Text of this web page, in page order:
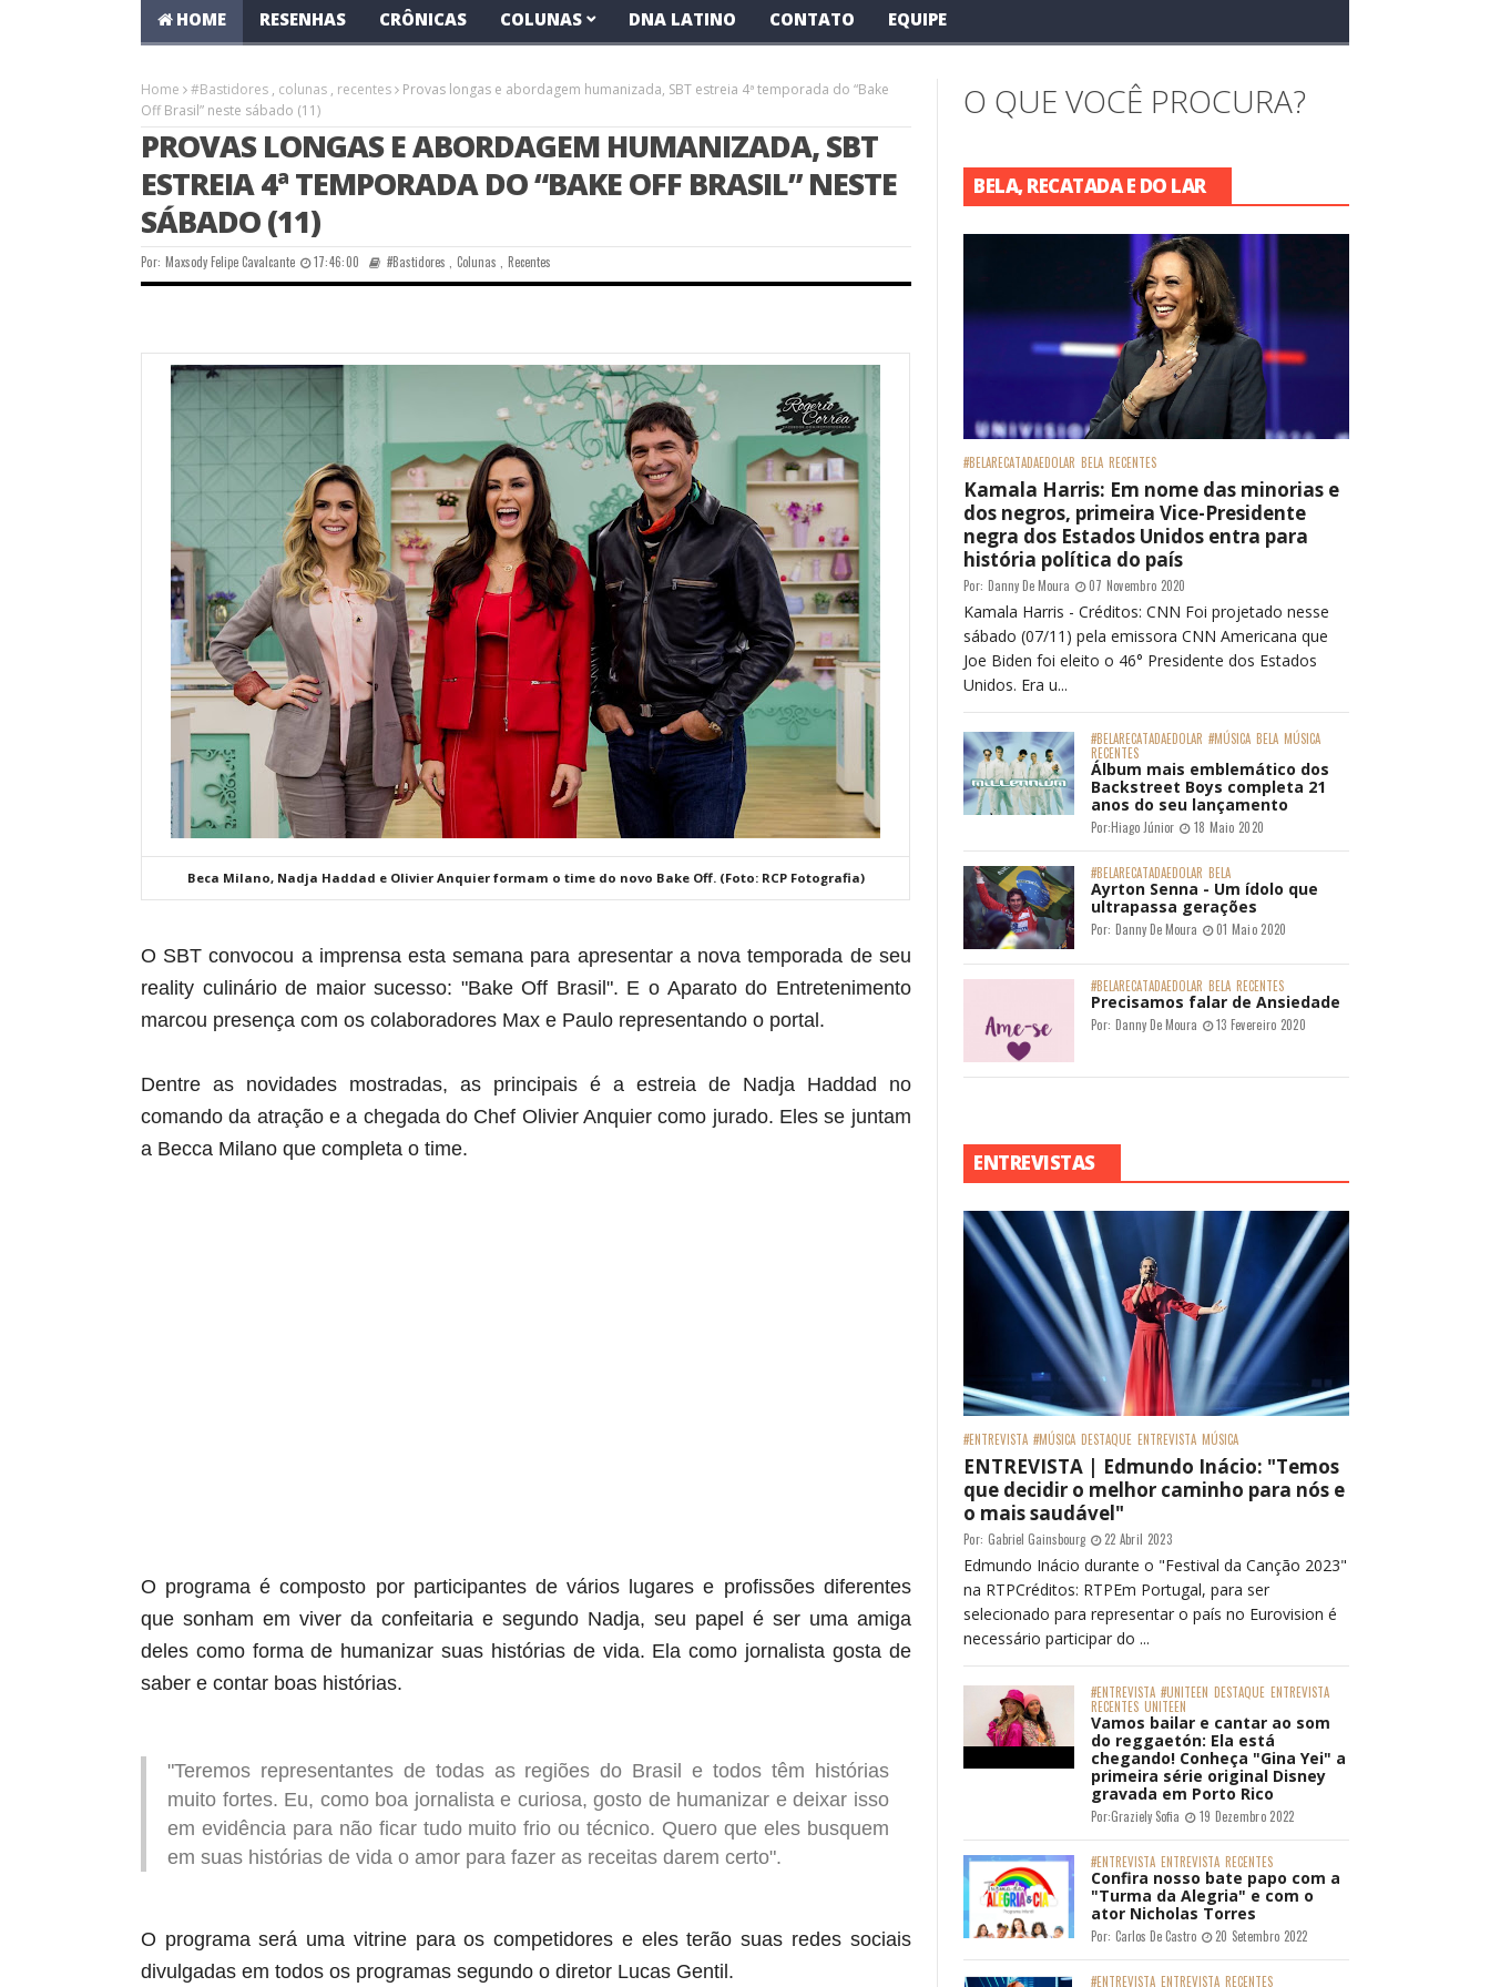
HOME RESENHAS CRÔNICAS COLUNAS DNA LATINO CONTATO EQUIPE
Home #Bastidores , colunas , recentes
Provas longas e abordagem humanizada, SBT estreia 4ª temporada do “Bake
Off Brasil” neste sábado (11)
PROVAS LONGAS E ABORDAGEM HUMANIZADA, SBT
ESTREIA 4ª TEMPORADA DO “BAKE OFF BRASIL” NESTE
SÁBADO (11)
Por: Maxsody Felipe Cavalcante 17:46:00 #Bastidores ,Colunas Recentes
Beca Milano, Nadja Haddad e Olivier Anquier formam o time do novo Bake Off. (Foto: RCP Fotografia)
O SBT convocou a imprensa esta semana para apresentar a nova temporada de seu
reality culinário de maior sucesso: "Bake Off Brasil". E o Aparato do Entretenimento
marcou presença com os colaboradores Max e Paulo representando o portal.
Dentre as novidades mostradas, as principais é a estreia de Nadja Haddad no
comando da atração e a chegada do Chef Olivier Anquier como jurado. Eles se juntam
a Becca Milano que completa o time.
O programa é composto por participantes de vários lugares e profissões diferentes
que sonham em viver da confeitaria e segundo Nadja, seu papel é ser uma amiga
deles como forma de humanizar suas histórias de vida. Ela como jornalista gosta de
saber e contar boas histórias.
"Teremos representantes de todas as regiões do Brasil e todos têm histórias
muito fortes. Eu, como boa jornalista e curiosa, gosto de humanizar e deixar isso
em evidência para não ficar tudo muito frio ou técnico. Quero que eles busquem
em suas histórias de vida o amor para fazer as receitas darem certo".
O programa será uma vitrine para os competidores e eles terão suas redes sociais
divulgadas em todos os programas segundo o diretor Lucas Gentil.
O QUE VOCÊ PROCURA?
BELA, RECATADA E DO LAR
#BELARECATADAEDOLAR BELA RECENTES
Kamala Harris: Em nome das minorias e
dos negros, primeira Vice-Presidente
negra dos Estados Unidos entra para
história política do país
Por: Danny De Moura 07 Novembro 2020
Kamala Harris - Créditos: CNN Foi projetado nesse
sábado (07/11) pela emissora CNN Americana que
Joe Biden foi eleito o 46° Presidente dos Estados
Unidos. Era u...
#BELARECATADAEDOLAR #MÚSICA BELA MÚSICA
RECENTES
Álbum mais emblemático dos
Backstreet Boys completa 21
anos do seu lançamento
Por:Hiago Júnior 18 Maio 2020
#BELARECATADAEDOLAR BELA
Ayrton Senna - Um ídolo que
ultrapassa gerações
Por: Danny De Moura 01 Maio 2020
#BELARECATADAEDOLAR BELA RECENTES
Precisamos falar de Ansiedade
Por: Danny De Moura 13 Fevereiro 2020
ENTREVISTAS
#ENTREVISTA #MÚSICA DESTAQUE ENTREVISTA MÚSICA
ENTREVISTA | Edmundo Inácio: "Temos
que decidir o melhor caminho para nós e
o mais saudável"
Por: Gabriel Gainsbourg 22 Abril 2023
Edmundo Inácio durante o "Festival da Canção 2023"
na RTPCréditos: RTPEm Portugal, para ser
selecionado para representar o país no Eurovision é
necessário participar do ...
#ENTREVISTA #UNITEEN DESTAQUE ENTREVISTA
RECENTES UNITEEN
Vamos bailar e cantar ao som
do reggaetón: Ela está
chegando! Conheça "Gina Yei" a
primeira série original Disney
gravada em Porto Rico
Por:Graziely Sofia 19 Dezembro 2022
#ENTREVISTA ENTREVISTA RECENTES
Confira nosso bate papo com a
"Turma da Alegria" e com o
ator Nicholas Torres
Por: Carlos De Castro 20 Setembro 2022
#ENTREVISTA ENTREVISTA RECENTES